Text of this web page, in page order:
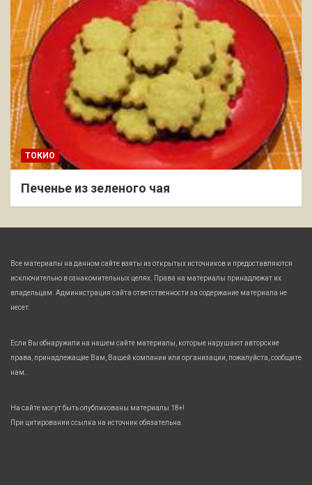
ТОКИО
Печенье из зеленого чая
Все материалы на данном сайте взяты из открытых источников и предоставляются
исключительно в ознакомительных целях. Права на материалы принадлежат их
владельцам. Администрация сайта ответственности за содержание материала не
несет.
Если Вы обнаружили на нашем сайте материалы, которые нарушают авторские
права, принадлежащие Вам, Вашей компании или организации, пожалуйста, сообщите
нам.
На сайте могут быть опубликованы материалы 18+!
При цитировании ссылка на источник обязательна.